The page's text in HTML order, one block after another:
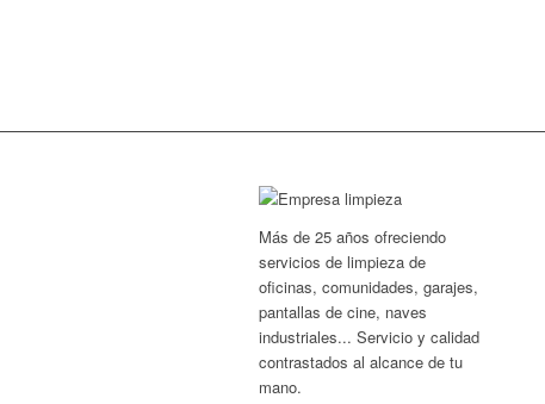
Más de 25 años ofreciendo
servicios de limpieza de
oficinas, comunidades, garajes,
pantallas de cine, naves
industriales... Servicio y calidad
contrastados al alcance de tu
mano.